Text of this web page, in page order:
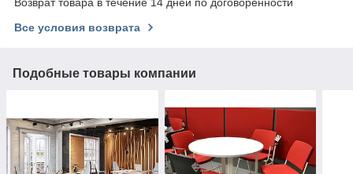
Все условия возврата
Подобные товары компании